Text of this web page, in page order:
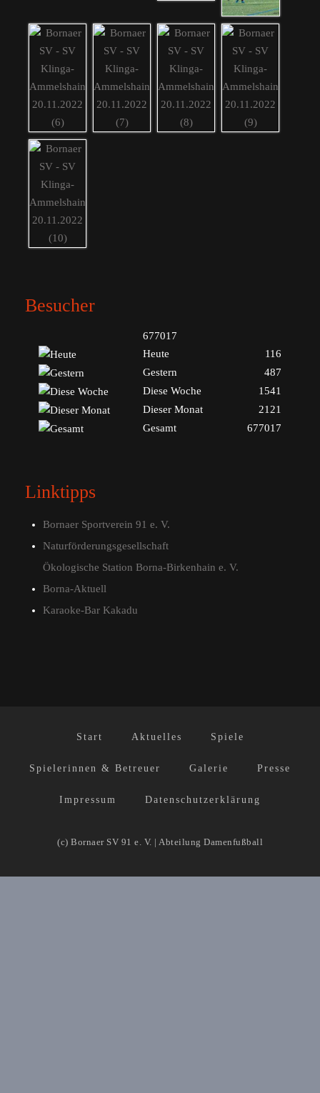
Besucher
677017
Heute
116
Gestern
487
Diese Woche
1541
Dieser Monat
2121
Gesamt
677017
Linktipps
Bornaer Sportverein 91 e. V.
Naturförderungsgesellschaft
Ökologische Station Borna-Birkenhain e. V.
Borna-Aktuell
Karaoke-Bar Kakadu
Start Aktuelles Spiele
Spielerinnen & Betreuer Galerie Presse
Impressum Datenschutzerklärung
(c) Bornaer SV 91 e. V. | Abteilung Damenfußball